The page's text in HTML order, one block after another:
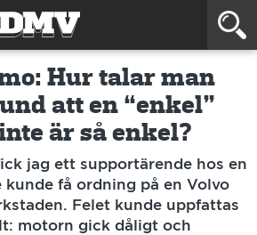
Hur talar man
att en “enkel”
är så enkel?
jag ett supportärende hos en
få ordning på en Volvo
Felet kunde uppfattas
motorn gick dåligt och